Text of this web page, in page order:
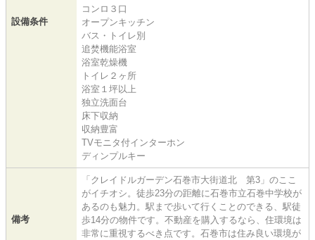
設備条件
コンロ３口
オープンキッチン
バス・トイレ別
追焚機能浴室
浴室乾燥機
トイレ２ヶ所
浴室１坪以上
独立洗面台
床下収納
収納豊富
TVモニタ付インターホン
ディンプルキー
備考
「クレイドルガーデン石巻市大街道北 第3」のここ
がイチオシ。徒歩23分の距離に石巻市立石巻中学校が
あるのも魅力。駅まで歩いて行くことのできる、駅徒
歩14分の物件です。不動産を購入するなら、住環境は
非常に重視するべき点です。石巻市は住み良い環境が